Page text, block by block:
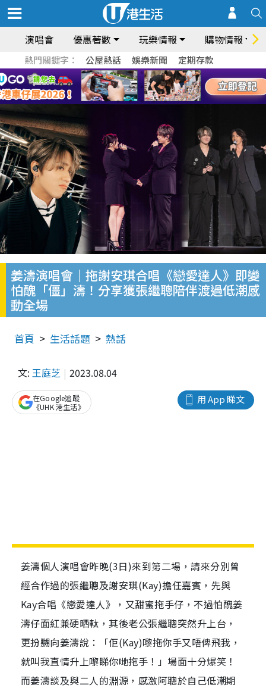
演唱會 優惠著數 玩樂情報 購物情報
熱門關鍵字： 公屋熱話 娛樂新聞 定期存款
姜濤演唱會｜拖謝安琪合唱《戀愛達人》即變
怕醜「僵」濤！分享獲張繼聰陪伴渡過低潮感
動全場
首頁 生活話題 熱話
文: 王庭芝 2023.08.04
用 App 睇文
在Google追蹤
《UHK 港生活》
姜濤個人演唱會昨晚(3日)來到第二場，請來分別曾
經合作過的張繼聰及謝安琪(Kay)擔任嘉賓，先與
Kay合唱《戀愛達人》，又甜蜜拖手仔，不過怕醜姜
濤仔面紅兼硬晒軚，其後老公張繼聰突然升上台，
更扮嬲向姜濤說：「佢(Kay)嚟拖你手又唔俾飛我，
就叫我直情升上嚟睇你哋拖手！」場面十分爆笑！
而姜濤談及與二人的淵源，感激阿聰於自己低潮期